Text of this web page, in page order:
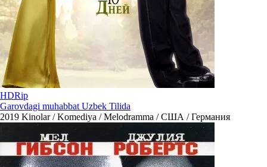
HDRip
Garovdagi muhabbat Uzbek Tilida
2019 Kinolar / Komediya / Melodramma / США / Германия